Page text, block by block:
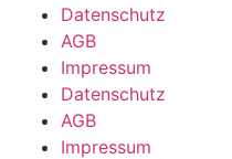
Datenschutz
AGB
Impressum
Datenschutz
AGB
Impressum